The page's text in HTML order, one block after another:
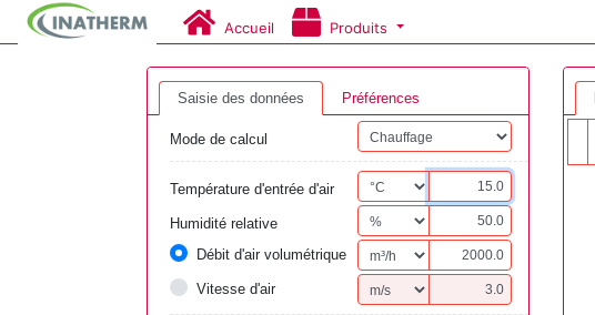
Accueil Produits
Saisie des données Préférences
Mode de calcul
Température d'entrée d'air
Humidité relative
Débit d'air volumétrique
Vitesse d'air